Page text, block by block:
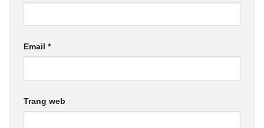
Email *
Trang web